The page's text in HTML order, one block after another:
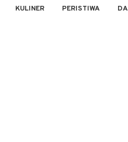
KULINER PERISTIWA